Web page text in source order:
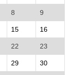
8 9
15 16
22 23
29 30